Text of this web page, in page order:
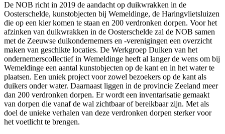
De NOB richt in 2019 de aandacht op duikwrakken in de
Oosterschelde, kunstobjecten bij Wemeldinge, de Haringvlietsluizen
die op een kier komen te staan en 200 verdronken dorpen. Voor het
afzinken van duikwrakken in de Oosterschelde zal de NOB samen
met de Zeeuwse duikondernemers en -verenigingen een overzicht
maken van geschikte locaties. De Werkgroep Duiken van het
ondernemerscollectief in Wemeldinge heeft al langer de wens om bij
Wemeldinge een aantal kunstobjecten op de kant en in het water te
plaatsen. Een uniek project voor zowel bezoekers op de kant als
duikers onder water. Daarnaast liggen in de provincie Zeeland meer
dan 200 verdronken dorpen. Er wordt een inventarisatie gemaakt
van dorpen die vanaf de wal zichtbaar of bereikbaar zijn. Met als
doel de unieke verhalen van deze verdronken dorpen sterker voor
het voetlicht te brengen.